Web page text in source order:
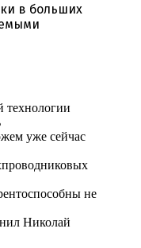
в больших
уже сейчас
не
Николай